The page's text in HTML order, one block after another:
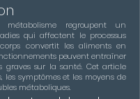
regroupent un
qui affectent le processus
convertit les aliments en
peuvent entraîner
graves sur la santé. Cet article
les symptômes et les moyens de
métaboliques.